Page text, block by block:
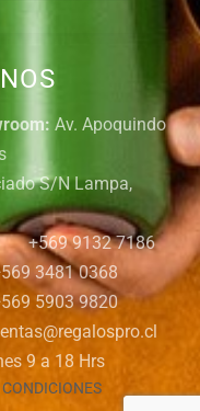
Av. Apoquindo
S/N Lampa,
+569 9132 7186
3481 0368
5903 9820
9 a 18 Hrs